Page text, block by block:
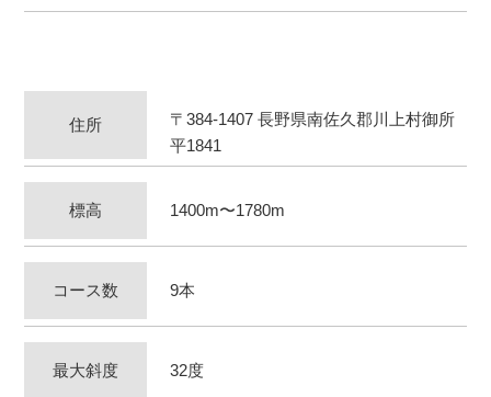
住所
〒384-1407 長野県南佐久郡川上村御所
平1841
標高 1400m〜1780m
コース数 9本
最大斜度 32度